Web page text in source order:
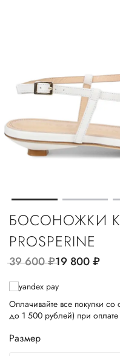
БОСОНОЖКИ
PROSPERINE
39 600руб.19 800руб.
Оплачивайте все покупки со
до 1 500 рублей) при оплате
Размер